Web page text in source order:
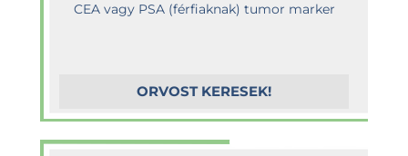
CEA vagy PSA (férfiaknak) tumor marker
ORVOST KERESEK!